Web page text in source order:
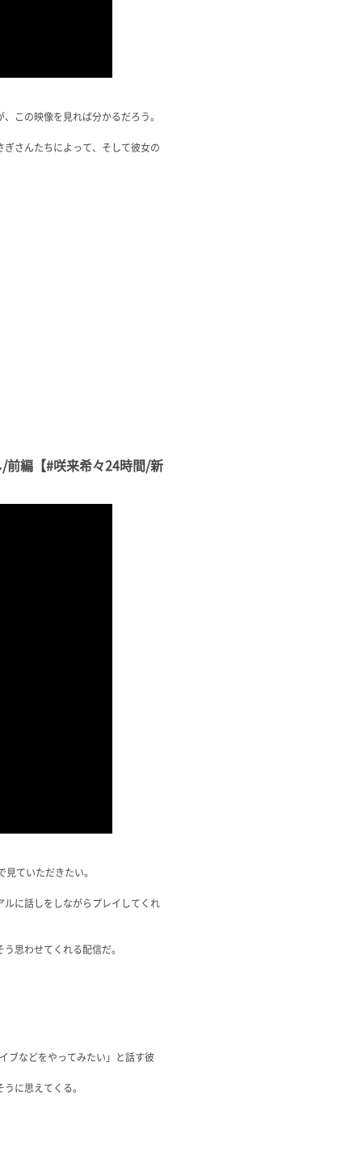
この映像を見れば分かるだろう。
さんたちによって、そして彼女の
前編【#咲来希々24時間/新
ていただきたい。
に話しをしながらプレイしてくれ
思わせてくれる配信だ。
ブなどをやってみたい」と話す彼
に思えてくる。